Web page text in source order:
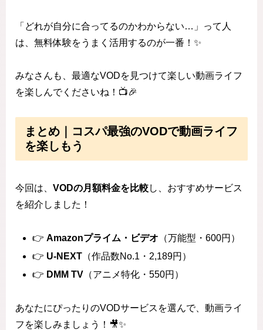
「どれが自分に合ってるのかわからない…」って人
は、無料体験をうまく活用するのが一番！✨
みなさんも、最適なVODを見つけて楽しい動画ライフ
を楽しんでくださいね！📺🎉
まとめ｜コスパ最強のVODで動画ライフ
を楽しもう
今回は、 VODの月額料金を比較し、おすすめサービス
を紹介しました！
👉Amazonプライム・ビデオ （万能型・600円）
👉 U-NEXT （作品数No.1・2,189円）
👉 DMM TV （アニメ特化・550円）
あなたにぴったりのVODサービスを選んで、動画ライ
フを楽しみましょう！🎥✨